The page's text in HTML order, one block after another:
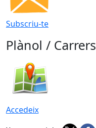
Subscriu-te
Plànol / Carrers
Accedeix